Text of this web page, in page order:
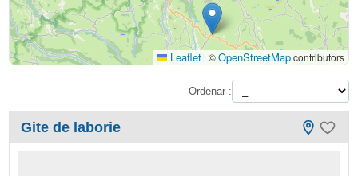
Leaflet | ©OpenStreetMapcontributors
Ordenar :
Gite de laborie